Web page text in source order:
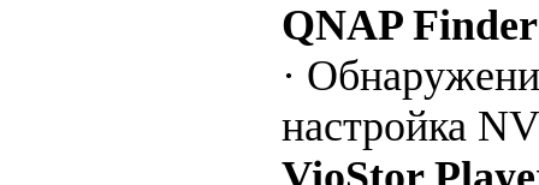
QNAP Finder
·
настройка